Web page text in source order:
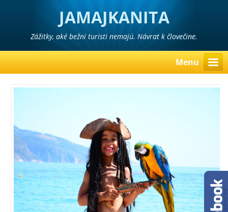
JAMAJKANITA
Zážitky, aké bežní turisti nemajú. Návrat k človečine.
Menu